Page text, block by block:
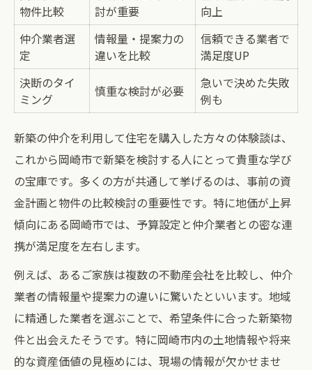
物件比較
討が重要
向上
仲介業者選
定
情報量・提案力の
違いを比較
信頼できる業者で
満足度UP
決断のタイ
ミング
慎重な検討が必要
急いで決めた失敗
例も
新築の仲介を利用して住宅を購入した方々の体験談は、
これから岡崎市で新築を検討する人にとって貴重な学び
の宝庫です。多くの方が共通して挙げるのは、事前の資
金計画と物件の比較検討の重要性です。特に地価が上昇
傾向にある岡崎市では、予算設定と仲介業者との密な連
携が満足度を左右します。
例えば、あるご家族は複数の不動産会社を比較し、仲介
業者の情報量や提案力の違いに驚いたといいます。地域
に精通した業者を選ぶことで、希望条件に合った新築物
件と出会えたそうです。特に岡崎市内の土地情報や将来
的な資産価値の見極めには、現場の情報が欠かせませ